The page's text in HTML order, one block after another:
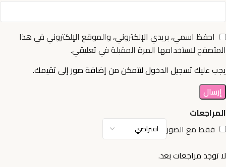
المراجعات
فقط مع الصور
لا توجد مراجعات بعد.
احفظ اسمي، بريدي الإلكتروني، والموقع الإلكتروني في هذا
المتصفح لاستخدامها المرة المقبلة في تعليقي.
يجب عليك تسجيل الدخول لتتمكن من إضافة صور إلى تقيمك.